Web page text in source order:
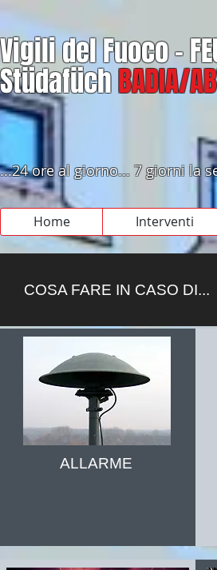
Vigili del Fuoco -
StüdafüchBADIA/
...24 ore al giorno... 7 giorni la
Home Interventi
COSA FARE IN CASO DI...
ALLARME